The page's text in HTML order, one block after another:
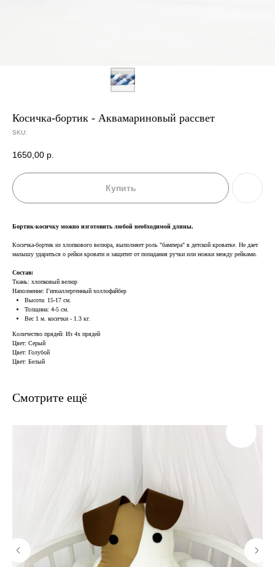
Косичка-бортик - Аквамариновый рассвет
SKU:
1650,00 р.
Купить
Бортик-косичку можно изготовить любой необходимой длины.
Косичка-бортик из хлопкового велюра, выполняет роль "бампера" в детской кроватке. Не дает
малышу удариться о рейки кровати и защитит от попадания ручки или ножки между рейками.
Состав:
Ткань: хлопковый велюр
Наполнение: Гипоаллергенный холлофайбер
Высота: 15-17 см.
Толщина: 4-5 см.
Вес 1 м. косички - 1.3 кг.
Количество прядей: Из 4х прядей
Цвет: Серый
Цвет: Голубой
Цвет: Белый
Смотрите ещё
Когда нужен заказ быстро, и ждать нет времени — у нас
В наличии, отправим
завтра